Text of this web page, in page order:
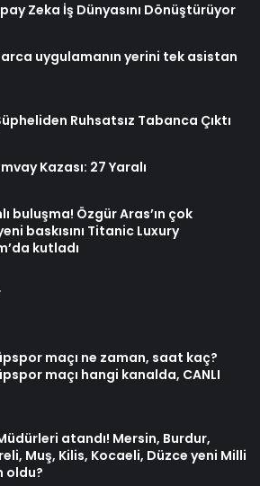
Zeka İş Dünyasını Dönüştürüyor
uygulamanın yerini tek asistan
Ruhsatsız Tabanca Çıktı
Kazası: 27 Yaralı
buluşma! Özgür Aras’ın çok
baskısını Titanic Luxury
kutladı
maçı ne zaman, saat kaç?
maçı hangi kanalda, CANLI
atandı! Mersin, Burdur,
Muş, Kilis, Kocaeli, Düzce yeni Milli
oldu?